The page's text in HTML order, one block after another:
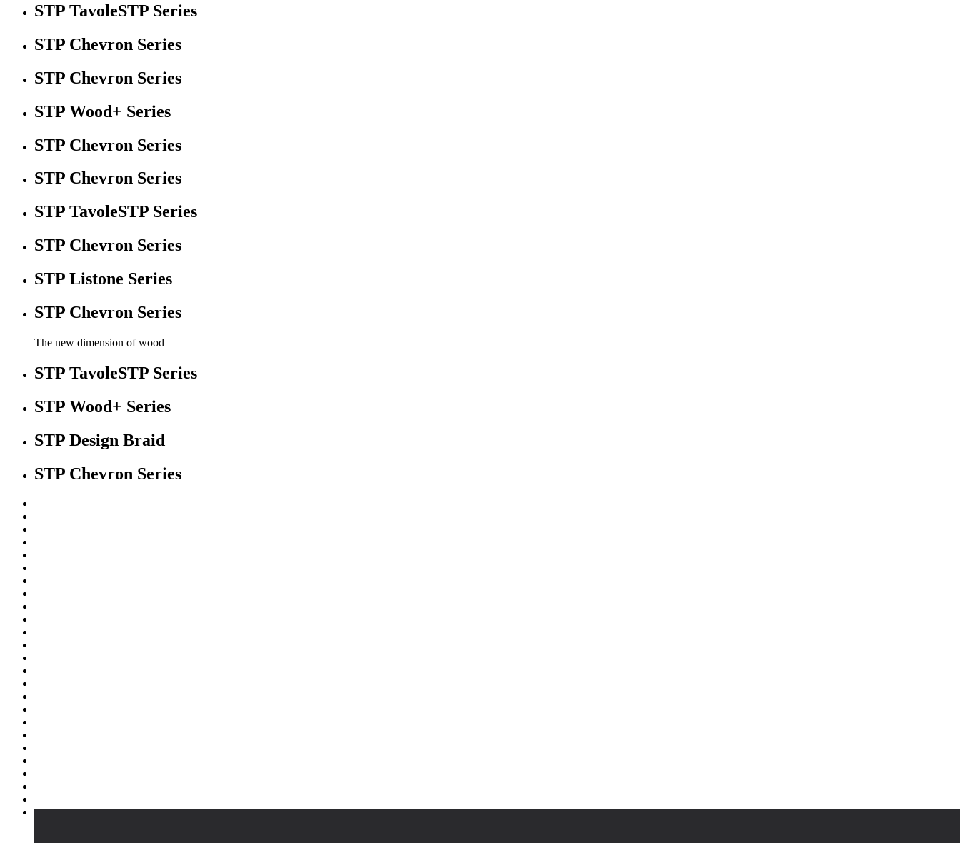
STP TavoleSTP Series
STP Chevron Series
STP Chevron Series
STP Wood+ Series
STP Chevron Series
STP Chevron Series
STP TavoleSTP Series
STP Chevron Series
STP Listone Series
STP Chevron Series
The new dimension of wood
STP TavoleSTP Series
STP Wood+ Series
STP Design Braid
STP Chevron Series